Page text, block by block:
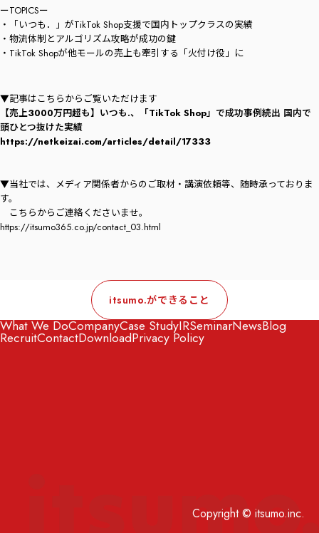
ーTOPICSー
・「いつも．」がTikTok Shop支援で国内トップクラスの実績
・物流体制とアルゴリズム攻略が成功の鍵
・TikTok Shopが他モールの売上も牽引する「火付け役」に
▼記事はこちらからご覧いただけます
【売上3000万円超も】いつも.、「TikTok Shop」で成功事例続出 国内で
頭ひとつ抜けた実績
https://netkeizai.com/articles/detail/17333
▼当社では、メディア関係者からのご取材・講演依頼等、随時承っておりま
す。
こちらからご連絡くださいませ。
https://itsumo365.co.jp/contact_03.html
itsumo.ができること
What We DoCompanyCase StudyIRSeminarNewsBlog
RecruitContactDownloadPrivacy Policy
Copyright © itsumo.inc.